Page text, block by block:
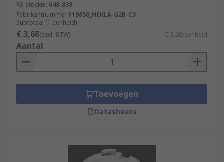
RS-stocknr. 648-838
Fabrikantnummer F19858_HEKLA-G2B-C3
Subtotaal (1 eenheid)
€ 3,68(excl. BTW) € 3,68/eenheid
Aantal
Toevoegen
Datasheets